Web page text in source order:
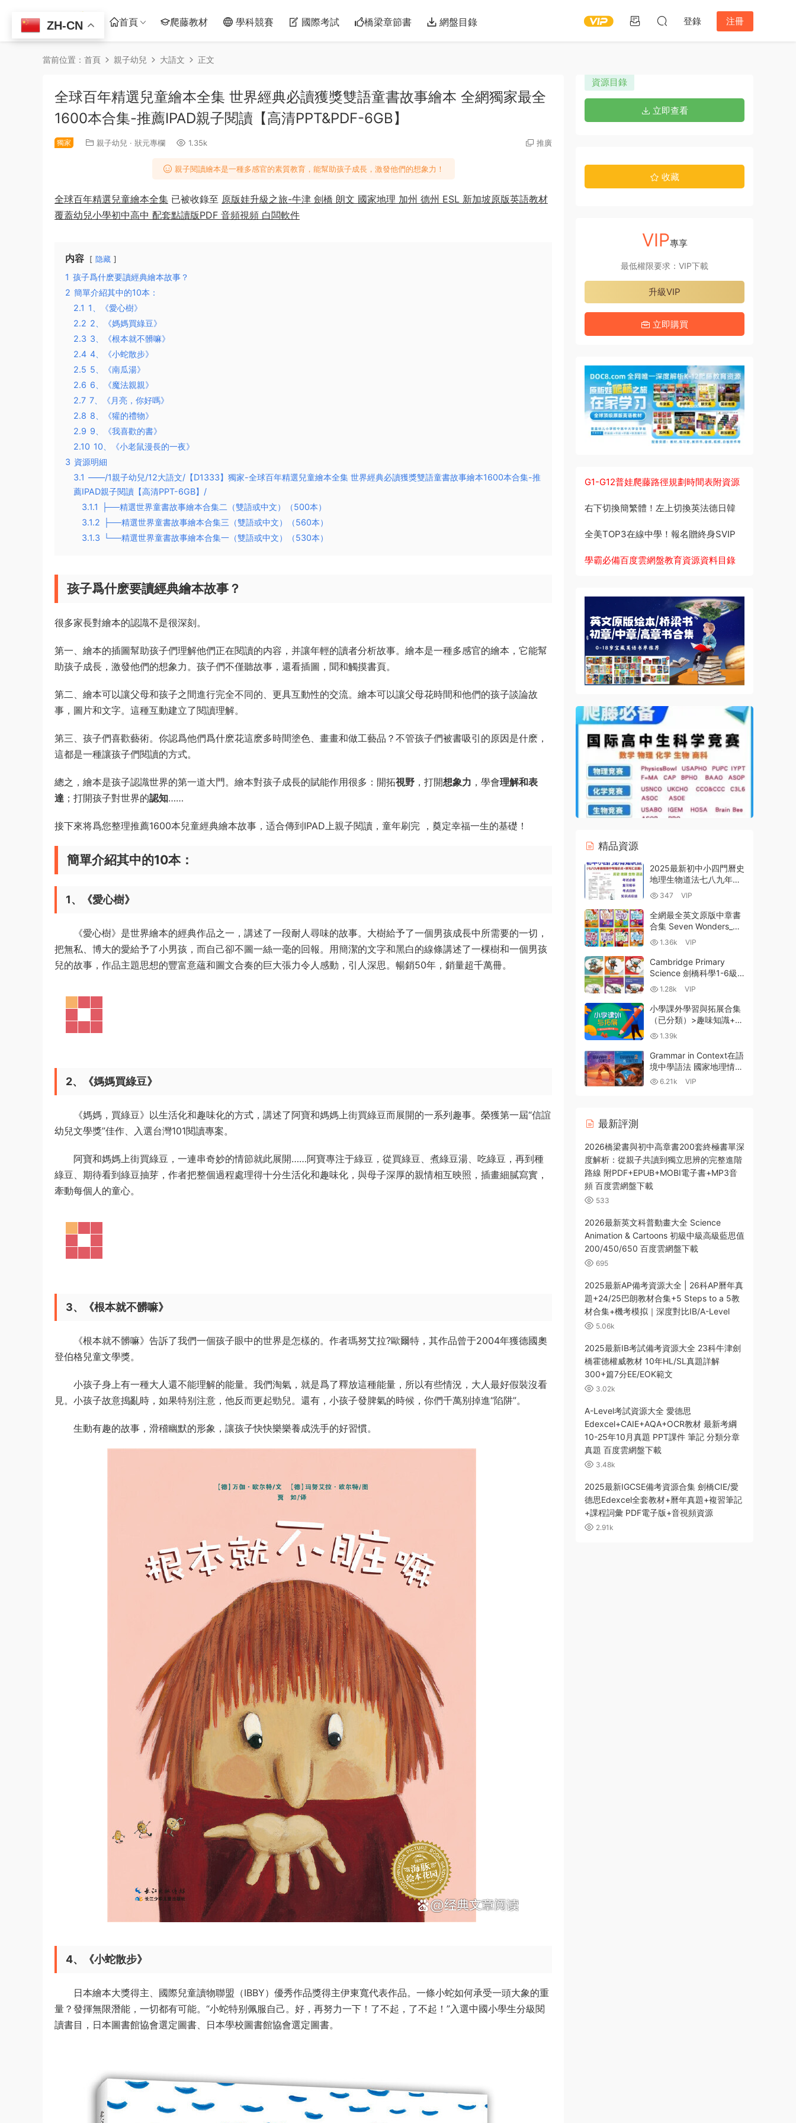
首頁 爬藤教材 學科競賽 國際考試 橋梁章節書 網盤目錄 登錄 注冊
當前位置： 首頁 親子幼兒 大語文 正文
全球百年精選兒童繪本全集 世界經典必讀獲獎雙語童書故事繪本 全網獨家最全
1600本合集-推薦IPAD親子閱讀【高清PPT&PDF-6GB】
獨家 親子幼兒 · 狀元專欄 1.35k 推廣
親子閱讀繪本是一種多感官的素質教育，能幫助孩子成長，激發他們的想象力！
全球百年精選兒童繪本全集 已被收錄至 原版娃升級之旅-牛津 劍橋 朗文 國家地理 加州 德州 ESL 新加坡原版英語教材
覆蓋幼兒小學初中高中 配套點讀版PDF 音頻視頻 白闆軟件
内容 隐藏
1 孩子爲什麽要讀經典繪本故事？
2 簡單介紹其中的10本：
2.1 1、《愛心樹》
2.2 2、《媽媽買綠豆》
2.3 3、《根本就不髒嘛》
2.4 4、《小蛇散步》
2.5 5、《南瓜湯》
2.6 6、《魔法親親》
2.7 7、《月亮，你好嗎》
2.8 8、《獾的禮物》
2.9 9、《我喜歡的書》
2.10 10、《小老鼠漫長的一夜》
3 資源明細
3.1 ——/1親子幼兒/12大語文/【D1333】獨家-全球百年精選兒童繪本全集 世界經典必讀獲獎雙語童書故事繪本1600本合集-推
薦IPAD親子閱讀【高清PPT-6GB】/
3.1.1
├──精選世界童書故事繪本合集二（雙語或中文）（500本）
3.1.2
├──精選世界童書故事繪本合集三（雙語或中文）（560本）
3.1.3
└──精選世界童書故事繪本合集一（雙語或中文）（530本）
孩子爲什麽要讀經典繪本故事？
很多家長對繪本的認識不是很深刻。
第一、繪本的插圖幫助孩子們理解他們正在閱讀的内容，并讓年輕的讀者分析故事。繪本是一種多感官的繪本，它能幫
助孩子成長，激發他們的想象力。孩子們不僅聽故事，還看插圖，聞和觸摸書頁。
第二、繪本可以讓父母和孩子之間進行完全不同的、更具互動性的交流。繪本可以讓父母花時間和他們的孩子談論故
事，圖片和文字。這種互動建立了閱讀理解。
第三、孩子們喜歡藝術。你認爲他們爲什麽花這麽多時間塗色、畫畫和做工藝品？不管孩子們被書吸引的原因是什麽，
這都是一種讓孩子們閱讀的方式。
總之，繪本是孩子認識世界的第一道大門。繪本對孩子成長的賦能作用很多：開拓視野 ，打開想象力 ，學會理解和表
達 ；打開孩子對世界的認知……
接下來将爲您整理推薦1600本兒童經典繪本故事，适合傳到IPAD上親子閱讀，童年刷完 ，奠定幸福一生的基礎！
簡單介紹其中的10本：
1、《愛心樹》
《愛心樹》是世界繪本的經典作品之一，講述了一段耐人尋味的故事。大樹給予了一個男孩成長中所需要的一切，
把無私、博大的愛給予了小男孩，而自己卻不圖一絲一毫的回報。用簡潔的文字和黑白的線條講述了一棵樹和一個男孩
兒的故事，作品主題思想的豐富意蘊和圖文合奏的巨大張力令人感動，引人深思。暢銷50年，銷量超千萬冊。
《媽媽，買綠豆》以生活化和趣味化的方式，講述了阿寶和媽媽上街買綠豆而展開的一系列趣事。榮獲第一屆“信誼
幼兒文學獎”佳作、入選台灣101閱讀專案。
阿寶和媽媽上街買綠豆，一連串奇妙的情節就此展開……阿寶專注于綠豆，從買綠豆、煮綠豆湯、吃綠豆，再到種
綠豆、期待看到綠豆抽芽，作者把整個過程處理得十分生活化和趣味化，與母子深厚的親情相互映照，插畫細膩寫實，
資源目錄
立即查看
收藏
VIP專享
最低權限要求：VIP下載
升級VIP
立即購買
G1-G12普娃爬藤路徑規劃時間表附資源
右下切換簡繁體！左上切換英法德日韓
全美TOP3在線中學！報名贈終身SVIP
學霸必備百度雲網盤教育資源資料目錄
精品資源
2025最新初中小四門曆史
地理生物道法七八九年級
中考精準知識點總結+考
點背誦默寫清單電子版資
料合集 百度網盤下載
347 VIP
全網最全英文原版中章書
合集 Seven Wonders_My
Weird School_Captain
Underpants_Geronimo
Stilton_Percy Jackson等
百度雲網盤下載
1.36k VIP
Cambridge Primary
Science 劍橋科學1-6級
劍橋國際小學科學教材全
12本 全彩PDF 百度雲網
盤下載
1.28k VIP
小學課外學習與拓展合集
（已分類）>趣味知識+書
法練字+興趣培養+育兒經
驗+中文系列 百度雲網盤
下載
1.39k
Grammar in Context在語
境中學語法 國家地理情境
語法教材 全彩PDF MP3
6.21k VIP
最新評測
2026橋梁書與初中高章書200套終極書單深
度解析：從親子共讀到獨立思辨的完整進階
路線 附PDF+EPUB+MOBI電子書+MP3音
頻 百度雲網盤下載
533
2026最新英文科普動畫大全 Science
Animation & Cartoons 初級中級高級藍思值
200/450/650 百度雲網盤下載
695
2025最新AP備考資源大全 | 26科AP曆年真
題+24/25巴朗教材合集+5 Steps to a 5教
材合集+機考模拟｜深度對比IB/A-Level
5.06k
2025最新IB考試備考資源大全 23科牛津劍
橋霍德權威教材 10年HL/SL真題詳解
300+篇7分EE/EOK範文
3.02k
A-Level考試資源大全 愛德思
Edexcel+CAIE+AQA+OCR教材 最新考綱
10-25年10月真題 PPT課件 筆記 分類分章
真題 百度雲網盤下載
3.48k
2025最新IGCSE備考資源合集 劍橋CIE/愛
德思Edexcel全套教材+曆年真題+複習筆記
+課程詞彙 PDF電子版+音視頻資源
2.91k
ZH-CN